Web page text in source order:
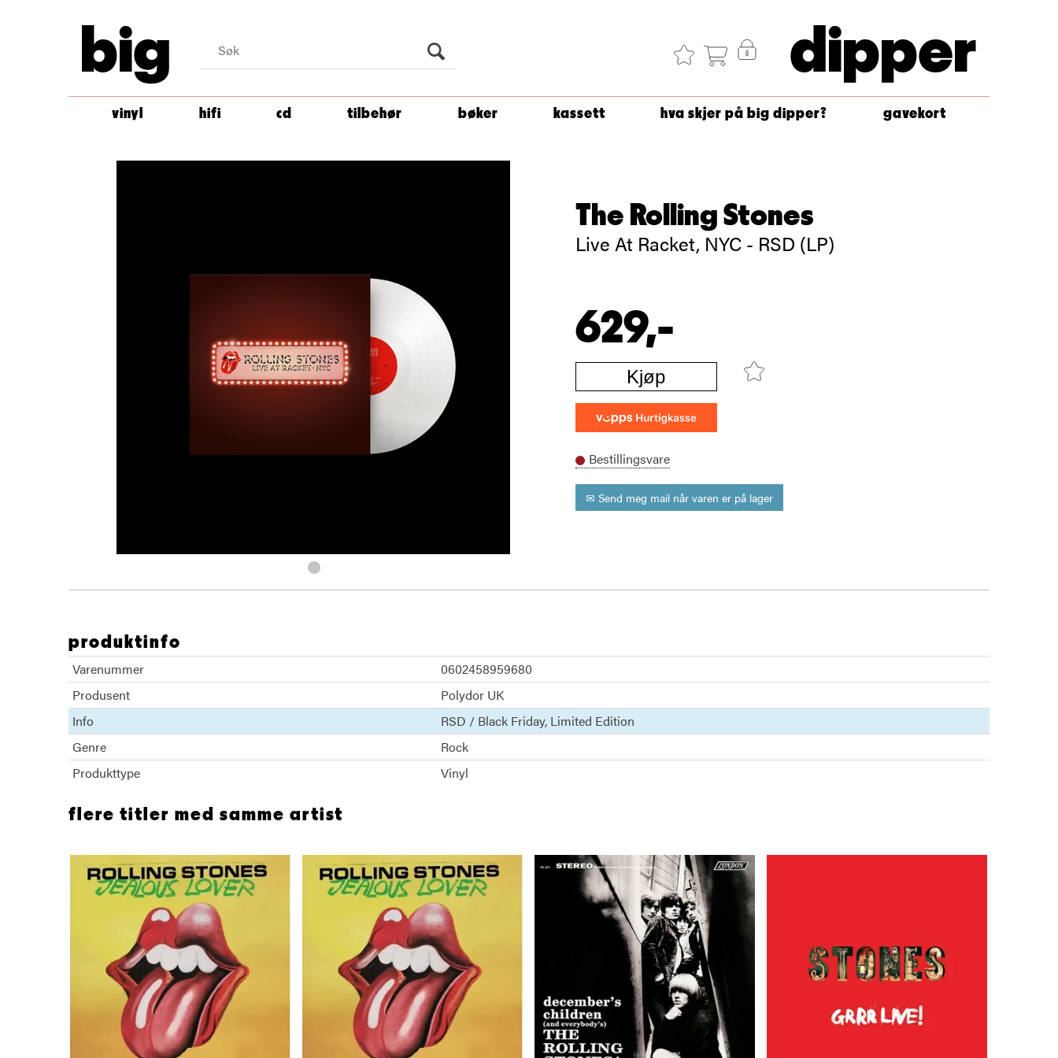
big dipper
vinyl hifi cd tilbehør bøker kassett hva skjer på big dipper? gavekort
The Rolling Stones
Live At Racket, NYC - RSD (LP)
629,-
Kjøp
Bestillingsvare
✉ Send meg mail når varen er på lager
produktinfo
Varenummer
0602458959680
Produsent
Polydor UK
Info
RSD / Black Friday Limited Edition
Genre
Rock
Produkttype
Vinyl
flere titler med samme artist